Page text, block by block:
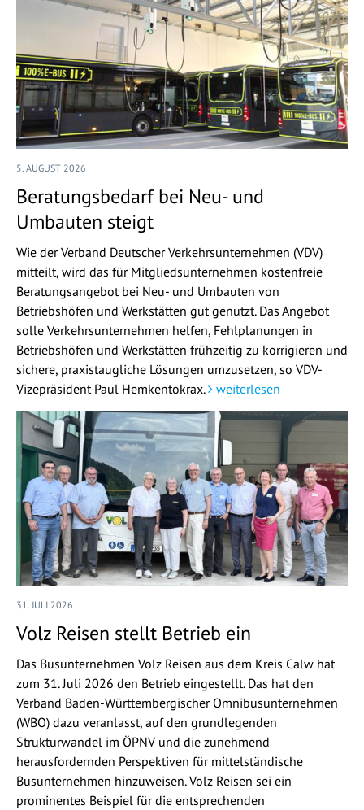
5. AUGUST 2026
Beratungsbedarf bei Neu- und
Umbauten steigt
Wie der Verband Deutscher Verkehrsunternehmen (VDV)
mitteilt, wird das für Mitgliedsunternehmen kostenfreie
Beratungsangebot bei Neu- und Umbauten von
Betriebshöfen und Werkstätten gut genutzt. Das Angebot
solle Verkehrsunternehmen helfen, Fehlplanungen in
Betriebshöfen und Werkstätten frühzeitig zu korrigieren und
sichere, praxistaugliche Lösungen umzusetzen, so VDV-
Vizepräsident Paul Hemkentokrax.
weiterlesen
31. JULI 2026
Volz Reisen stellt Betrieb ein
Das Busunternehmen Volz Reisen aus dem Kreis Calw hat
zum 31. Juli 2026 den Betrieb eingestellt. Das hat den
Verband Baden-Württembergischer Omnibusunternehmen
(WBO) dazu veranlasst, auf den grundlegenden
Strukturwandel im ÖPNV und die zunehmend
herausfordernden Perspektiven für mittelständische
Busunternehmen hinzuweisen. Volz Reisen sei ein
prominentes Beispiel für die entsprechenden